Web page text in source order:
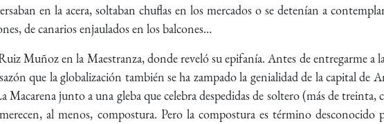
en la acera, soltaban chuflas en los mercados o se detenían a
de canarios enjaulados en los balcones…
Muñoz en la Maestranza, donde reveló su epifanía. Antes de entregarme a
que la globalización también se ha zampado la genialidad de la capital
Macarena junto a una gleba que celebra despedidas de soltero (más de
al menos, compostura. Pero la compostura es término